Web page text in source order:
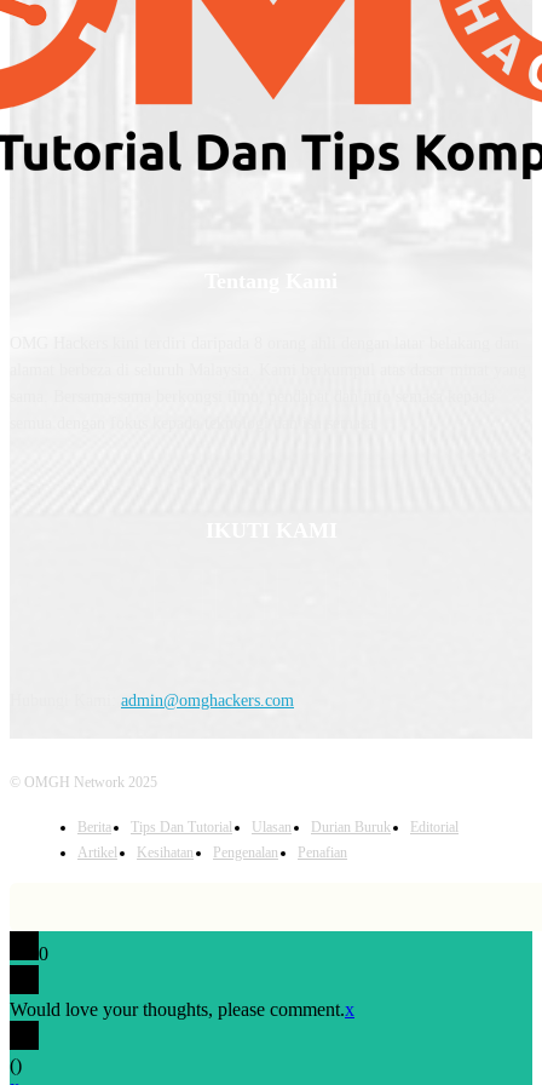
admin@omghackers.com
© OMGH Network 2025
Berita Tips Dan Tutorial Ulasan Durian Buruk
Editorial
Artikel
Kesihatan Pengenalan Penafian
0
Would love your thoughts, please comment.x
()